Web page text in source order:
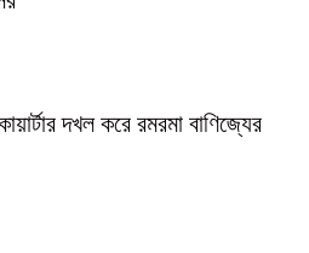
দখল করে রমরমা বাণিজ্যের